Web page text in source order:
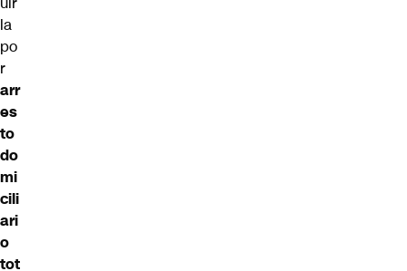
la
po
r
arr
es
to
do
mi
cili
ari
o
tot